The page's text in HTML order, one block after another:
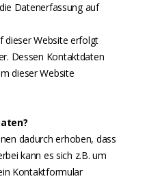
Datenerfassung auf
dieser Website erfolgt
Dessen Kontaktdaten
dieser Website
dadurch erhoben, dass
kann es sich z.B. um
Kontaktformular